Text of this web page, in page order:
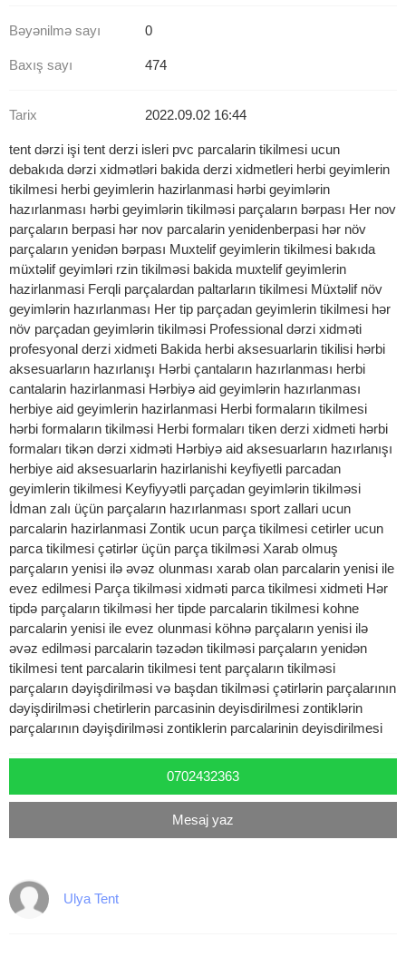
Bəyənilmə sayı 0
Baxış sayı 474
Tarix 2022.09.02 16:44
tent dərzi işi tent derzi isleri pvc parcalarin tikilmesi ucun
debakıda dərzi xidmətləri bakida derzi xidmetleri herbi geyimlerin
tikilmesi herbi geyimlerin hazirlanmasi hərbi geyimlərin
hazırlanması hərbi geyimlərin tikilməsi parçaların bərpası Her nov
parçaların berpasi hər nov parcalarin yenidenberpasi hər növ
parçaların yenidən bərpası Muxtelif geyimlerin tikilmesi bakıda
müxtəlif geyimləri rzin tikilməsi bakida muxtelif geyimlerin
hazirlanmasi Ferqli parçalardan paltarların tikilmesi Müxtəlif növ
geyimlərin hazırlanması Her tip parçadan geyimlerin tikilmesi hər
növ parçadan geyimlərin tikilməsi Professional dərzi xidməti
profesyonal derzi xidmeti Bakida herbi aksesuarlarin tikilisi hərbi
aksesuarların hazırlanışı Hərbi çantaların hazırlanması herbi
cantalarin hazirlanmasi Hərbiyə aid geyimlərin hazırlanması
herbiye aid geyimlerin hazirlanmasi Herbi formaların tikilmesi
hərbi formaların tikilməsi Herbi formaları tiken derzi xidmeti hərbi
formaları tikən dərzi xidməti Hərbiyə aid aksesuarların hazırlanışı
herbiye aid aksesuarlarin hazirlanishi keyfiyetli parcadan
geyimlerin tikilmesi Keyfiyyətli parçadan geyimlərin tikilməsi
İdman zalı üçün parçaların hazırlanması sport zallari ucun
parcalarin hazirlanmasi Zontik ucun parça tikilmesi cetirler ucun
parca tikilmesi çətirlər üçün parça tikilməsi Xarab olmuş
parçaların yenisi ilə əvəz olunması xarab olan parcalarin yenisi ile
evez edilmesi Parça tikilməsi xidməti parca tikilmesi xidmeti Hər
tipdə parçaların tikilməsi her tipde parcalarin tikilmesi kohne
parcalarin yenisi ile evez olunmasi köhnə parçaların yenisi ilə
əvəz edilməsi parcalarin təzədən tikilməsi parçaların yenidən
tikilmesi tent parcalarin tikilmesi tent parçaların tikilməsi
parçaların dəyişdirilməsi və başdan tikilməsi çətirlərin parçalarının
dəyişdirilməsi chetirlerin parcasinin deyisdirilmesi zontiklərin
parçalarının dəyişdirilməsi zontiklerin parcalarinin deyisdirilmesi
0702432363
Mesaj yaz
Ulya Tent